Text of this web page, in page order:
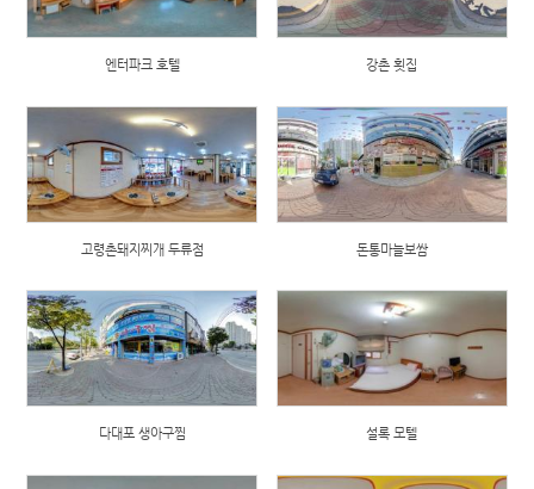
엔터파크 호텔 강촌 횟집
고령촌돼지찌개 두류점 돈통마늘보쌈
다대포 생아구찜 설록 모텔